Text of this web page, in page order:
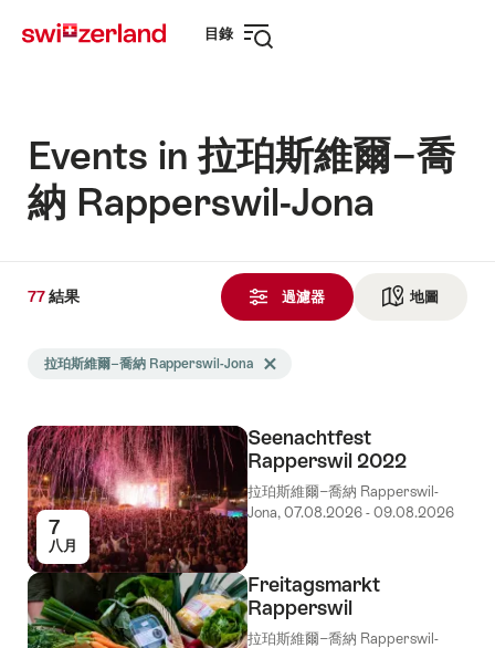
目錄
Events in 拉珀斯維爾−喬
納 Rapperswil-Jona
過濾器 地圖
77結果
filtered
following
tags
拉珀斯維爾−喬納 Rapperswil-Jona Delete 拉珀斯維爾−喬納 Rapperswil-
7
八月
Seenachtfest
Rapperswil 2022
拉珀斯維爾−喬納 Rapperswil-
Jona, 07.08.2026 - 09.08.2026
Freitagsmarkt
Rapperswil
拉珀斯維爾−喬納 Rapperswil-